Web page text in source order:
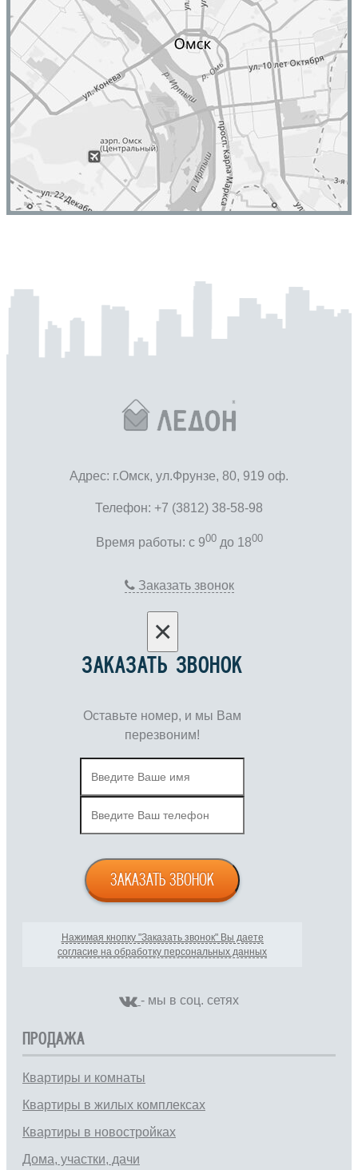
Адрес: г.Омск, ул.Фрунзе, 80, 919 оф.
Телефон: +7 (3812) 38-58-98
Время работы: c 900до 1800
Заказать звонок
×
ЗАКАЗАТЬ ЗВОНОК
Оставьте номер, и мы Вам
перезвоним!
ЗАКАЗАТЬ ЗВОНОК
Нажимая кнопку "Заказать звонок" Вы даете
согласие на обработку персональных данных
- мы в соц. сетях
ПРОДАЖА
Квартиры и комнаты
Квартиры в жилых комплексах
Квартиры в новостройках
Дома, участки, дачи